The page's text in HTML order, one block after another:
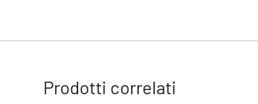
Prodotti correlati